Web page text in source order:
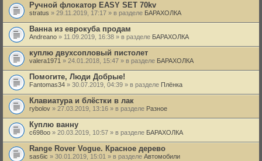
Ручной флокатор EASY SET 70kv
stratus » 29.11.2019, 17:17 » в разделе БАРАХОЛКА
Ванна из еврокуба продам
Andreano » 11.09.2019, 16:38 » в разделе БАРАХОЛКА
куплю двухсопловый пистолет
valera1971 » 24.01.2018, 15:47 » в разделе БАРАХОЛКА
Помогите, Люди Добрые!
Fantomas34 » 30.07.2019, 04:39 » в разделе Плёнка
Клавиатура и блёстки в лак
rybolov » 27.03.2019, 13:16 » в разделе Разное
Куплю ванну
c698oo » 20.03.2019, 10:57 » в разделе БАРАХОЛКА
Range Rover Vogue. Красное дерево
sas6ic » 30.01.2019, 15:01 » в разделе Автомобили